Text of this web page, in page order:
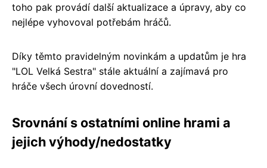
toho pak provádí další aktualizace a úpravy, aby co
nejlépe vyhovoval potřebám hráčů.
Díky těmto pravidelným novinkám a updatům je hra
"LOL Velká Sestra" stále aktuální a zajímavá pro
hráče všech úrovní dovedností.
Srovnání s ostatními online hrami a
jejich výhody/nedostatky